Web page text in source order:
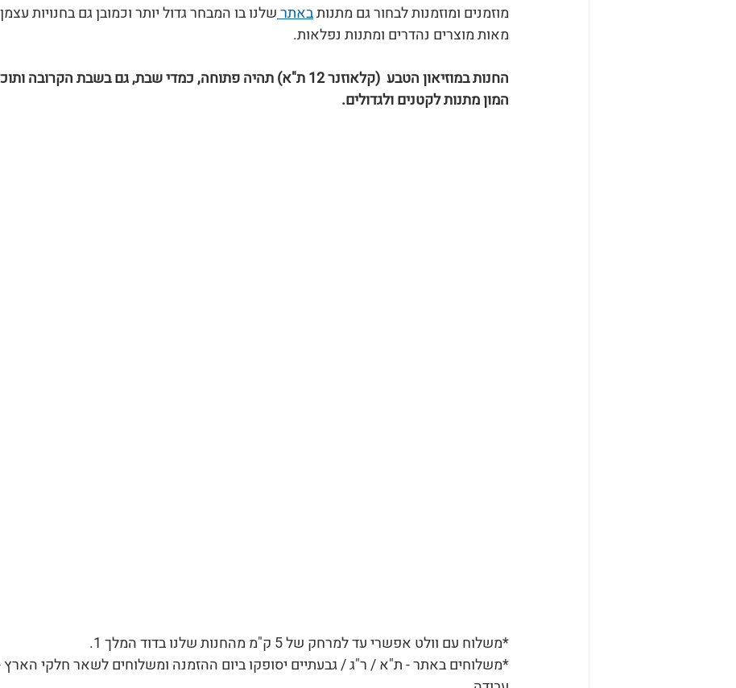
מוזמנים ומוזמנות לבחור גם מתנות באתר שלנו בו המבחר גדול יותר וכמובן גם בחנויות
מאות מוצרים נהדרים ומתנות נפלאות.
החנות במוזיאון הטבע  (קלאוזנר 12 ת"א) תהיה פתוחה, כמדי שבת, גם בשבת
המון מתנות לקטנים ולגדולים.
*משלוח עם וולט אפשרי עד למרחק של 5 ק"מ מהחנות שלנו בדוד המלך 1.